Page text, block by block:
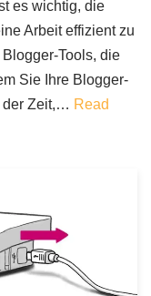
es wichtig, die
Arbeit effizient zu
Tools, die
Sie Ihre Blogger-
der Zeit,… Read